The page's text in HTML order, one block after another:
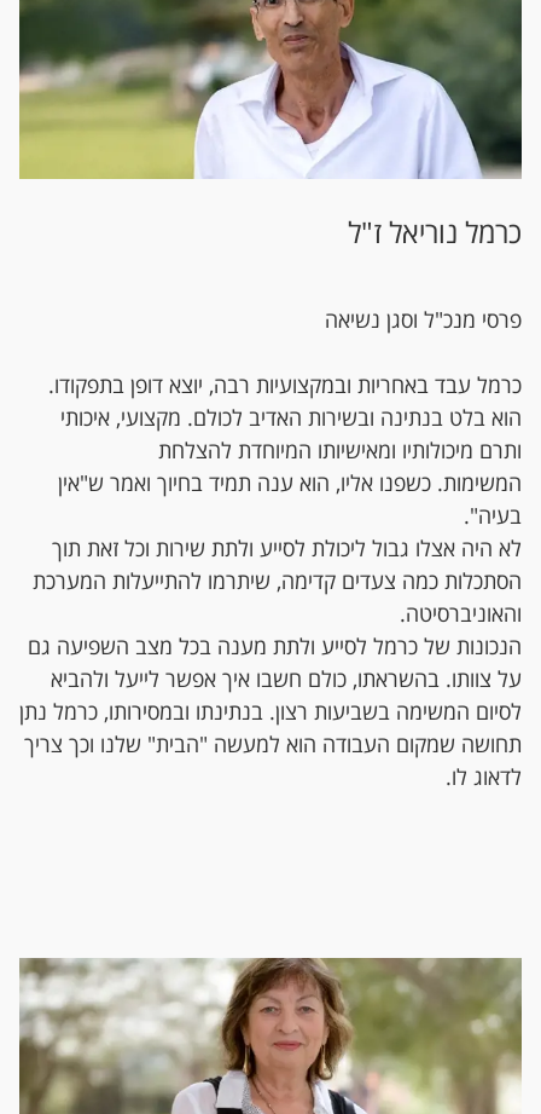
כרמל נוריאל ז"ל
פרסי מנכ"ל וסגן נשיאה
כרמל עבד באחריות ובמקצועיות רבה, יוצא דופן בתפקודו.
הוא בלט בנתינה ובשירות האדיב לכולם. מקצועי, איכותי
ותרם מיכולותיו ומאישיותו המיוחדת להצלחת
המשימות. כשפנו אליו, הוא ענה תמיד בחיוך ואמר ש"אין
בעיה".
לא היה אצלו גבול ליכולת לסייע ולתת שירות וכל זאת תוך
הסתכלות כמה צעדים קדימה, שיתרמו להתייעלות המערכת
והאוניברסיטה.
הנכונות של כרמל לסייע ולתת מענה בכל מצב השפיעה גם
על צוותו. בהשראתו, כולם חשבו איך אפשר לייעל ולהביא
לסיום המשימה בשביעות רצון. בנתינתו ובמסירותו, כרמל נתן
תחושה שמקום העבודה הוא למעשה "הבית" שלנו וכך צריך
לדאוג לו.